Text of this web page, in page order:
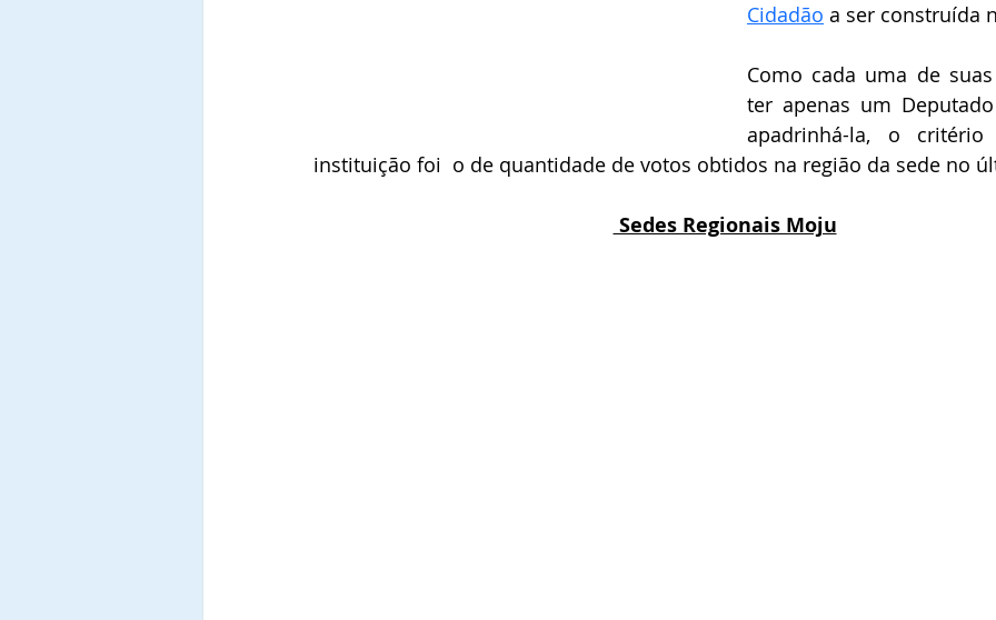
Cidadão a ser construída
Como cada uma de
ter apenas um
apadrinhá-la, o
instituição foi  o de quantidade de votos obtidos na região da sede no
Sedes Regionais Moju